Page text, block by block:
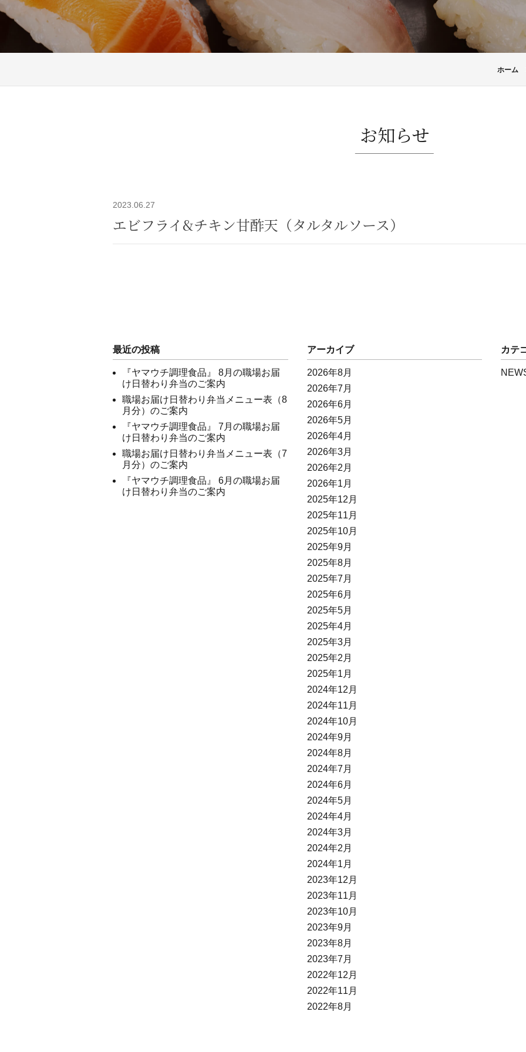
ホーム
お知らせ
2023.06.27
エビフライ&チキン甘酢天（タルタルソース）
最近の投稿
『ヤマウチ調理食品』 8月の職場お届
け日替わり弁当のご案内
職場お届け日替わり弁当メニュー表（8
月分）のご案内
『ヤマウチ調理食品』 7月の職場お届
け日替わり弁当のご案内
職場お届け日替わり弁当メニュー表（7
月分）のご案内
『ヤマウチ調理食品』 6月の職場お届
け日替わり弁当のご案内
アーカイブ
2026年8月
2026年7月
2026年6月
2026年5月
2026年4月
2026年3月
2026年2月
2026年1月
2025年12月
2025年11月
2025年10月
2025年9月
2025年8月
2025年7月
2025年6月
2025年5月
2025年4月
2025年3月
2025年2月
2025年1月
2024年12月
2024年11月
2024年10月
2024年9月
2024年8月
2024年7月
2024年6月
2024年5月
2024年4月
2024年3月
2024年2月
2024年1月
2023年12月
2023年11月
2023年10月
2023年9月
2023年8月
2023年7月
2022年12月
2022年11月
2022年8月
カテ